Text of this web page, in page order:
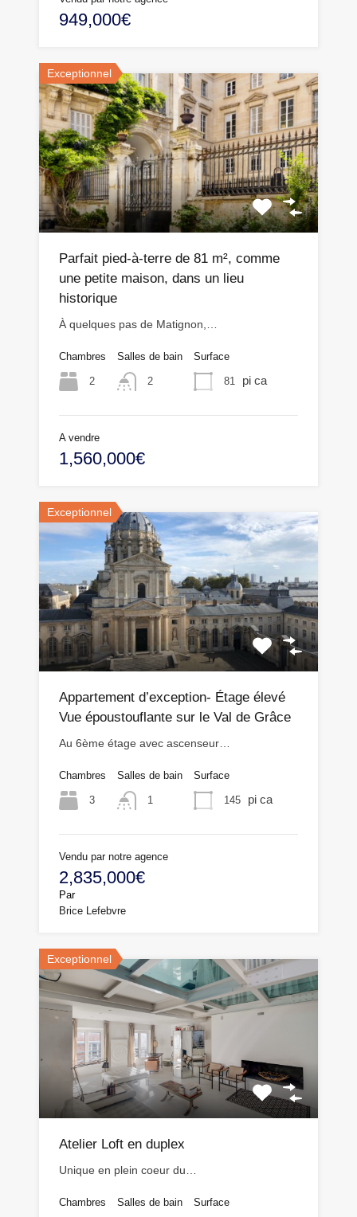
949,000€
Exceptionnel
Parfait pied-à-terre de 81 m², comme
une petite maison, dans un lieu
historique
À quelques pas de Matignon,…
Chambres
2
Salles de bain
2
Surface
81 pi ca
A vendre
1,560,000€
Exceptionnel
Appartement d’exception- Étage élevé
Vue époustouflante sur le Val de Grâce
Au 6ème étage avec ascenseur…
Chambres
3
Salles de bain
1
Surface
145 pi ca
Vendu par notre agence
2,835,000€
Par
Brice Lefebvre
Exceptionnel
Atelier Loft en duplex
Unique en plein coeur du…
Chambres Salles de bain Surface